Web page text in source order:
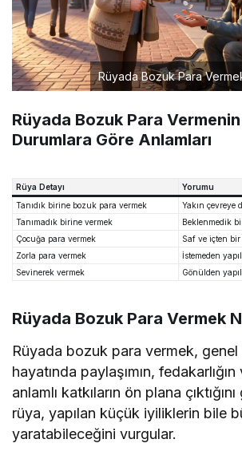
Rüyada Bozuk Para
Rüyada Bozuk Para Vermenin
Durumlara Göre Anlamları
Rüya Detayı
Yorumu
Tanıdık birine bozuk para vermek
Yakın çevreye
Tanımadık birine vermek
Beklenmedik
Çocuğa para vermek
Saf ve içten bir
Zorla para vermek
İstemeden
Sevinerek vermek
Gönülden
Rüyada Bozuk Para Vermek
Rüyada bozuk para vermek,
hayatında paylaşımın,
anlamlı katkıların ön plana
rüya, yapılan küçük iyiliklerin bile
yaratabileceğini vurgular.